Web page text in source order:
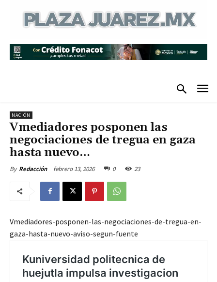
NACIÓN
Vmediadores posponen las
negociaciones de tregua en gaza
hasta nuevo…
By Redacción febrero 13, 2026 0 23
Vmediadores-posponen-las-negociaciones-de-tregua-en-
gaza-hasta-nuevo-aviso-segun-fuente